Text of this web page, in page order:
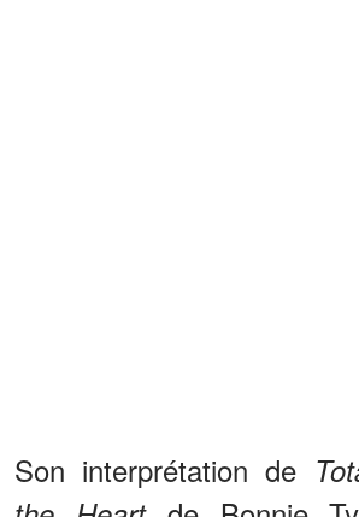
Son interprétation de